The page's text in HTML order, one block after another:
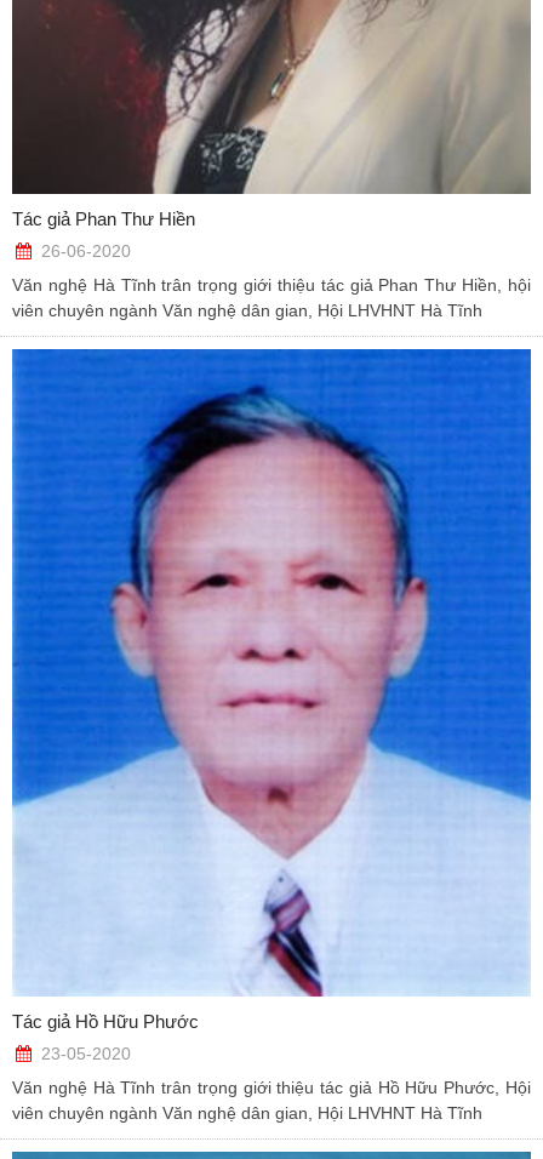
Tác giả Phan Thư Hiền
26-06-2020
Văn nghệ Hà Tĩnh trân trọng giới thiệu tác giả Phan Thư Hiền, hội
viên chuyên ngành Văn nghệ dân gian, Hội LHVHNT Hà Tĩnh
Tác giả Hồ Hữu Phước
23-05-2020
Văn nghệ Hà Tĩnh trân trọng giới thiệu tác giả Hồ Hữu Phước, Hội
viên chuyên ngành Văn nghệ dân gian, Hội LHVHNT Hà Tĩnh